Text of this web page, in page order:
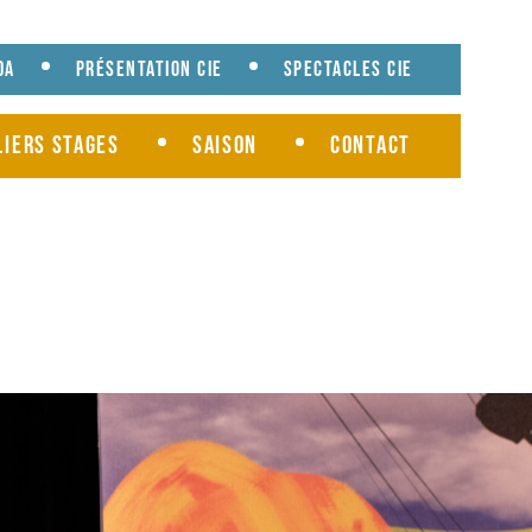
Présentation cie Spectacles cie
Stages Saison Contact